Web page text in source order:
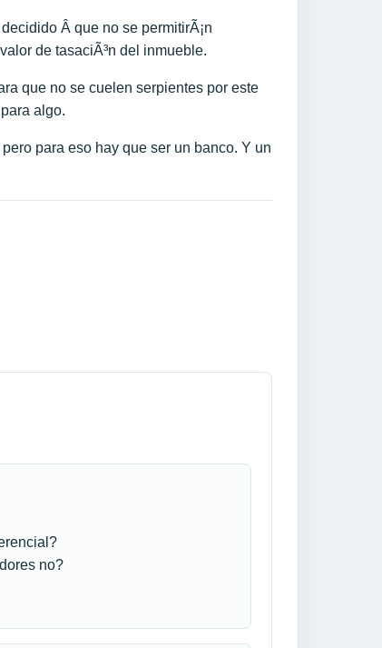
decidido Â que no se permitirÃ¡n
de tasaciÃ³n del inmueble.
que no se cuelen serpientes por este
algo.
para eso hay que ser un banco. Y un
no?